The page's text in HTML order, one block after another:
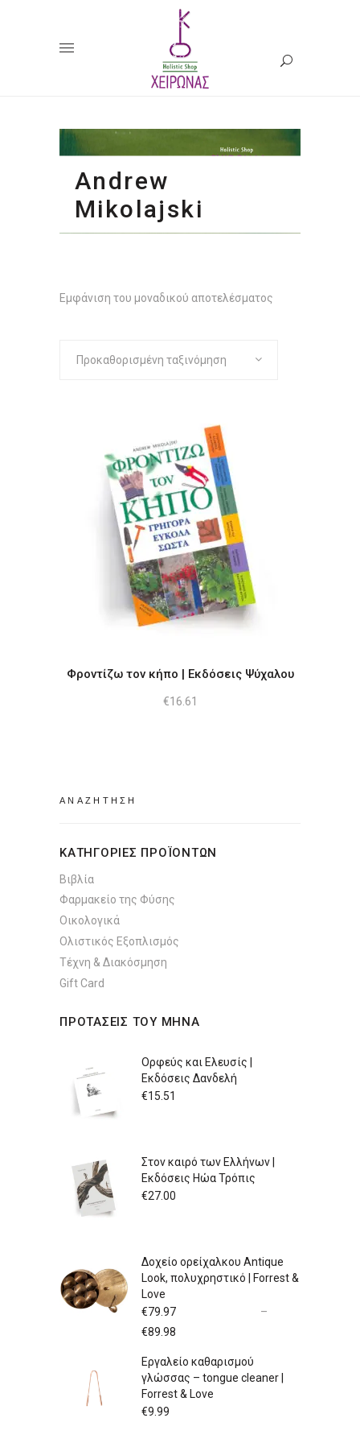
Andrew
Mikolajski
Εμφάνιση του μοναδικού αποτελέσματος
Προκαθορισμένη ταξινόμηση
Φροντίζω τον κήπο | Εκδόσεις Ψύχαλου
€16.61
ΚΑΤΗΓΟΡΙΕΣ ΠΡΟΪΟΝΤΩΝ
Βιβλία
Φαρμακείο της Φύσης
Οικολογικά
Ολιστικός Εξοπλισμός
Τέχνη & Διακόσμηση
Gift Card
ΠΡΟΤΑΣΕΙΣ ΤΟΥ ΜΗΝΑ
Ορφεύς και Ελευσίς |
Εκδόσεις Δανδελή
€15.51
Στον καιρό των Ελλήνων |
Εκδόσεις Ηώα Τρόπις
€27.00
Δοχείο ορείχαλκου Antique
Look, πολυχρηστικό | Forrest &
Love
€79.97
–
€89.98
through
Εργαλείο καθαρισμού
γλώσσας – tongue cleaner |
Forrest & Love
€9.99